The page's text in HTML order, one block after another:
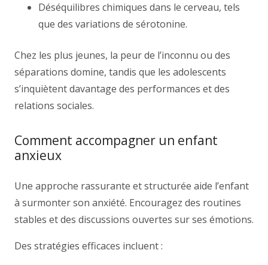
Déséquilibres chimiques dans le cerveau, tels
que des variations de sérotonine.
Chez les plus jeunes, la peur de l’inconnu ou des
séparations domine, tandis que les adolescents
s’inquiètent davantage des performances et des
relations sociales.
Comment accompagner un enfant
anxieux
Une approche rassurante et structurée aide l’enfant
à surmonter son anxiété. Encouragez des routines
stables et des discussions ouvertes sur ses émotions.
Des stratégies efficaces incluent :